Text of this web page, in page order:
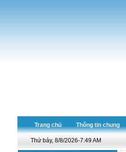
Trang chủ Thông tin chung
Thứ bảy, 8/8/2026-7:49 AM